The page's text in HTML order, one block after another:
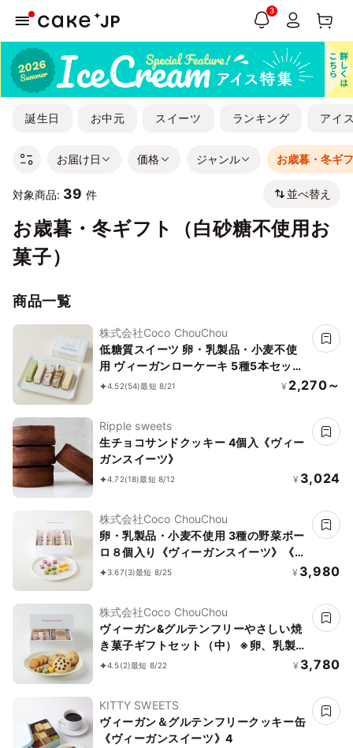
3
誕生日 お中元 スイーツ ランキング アイ
お届け日 価格 ジャンル お歳暮・冬ギ
対象商品: 39 件 並べ替え
お歳暮・冬ギフト（白砂糖不使用お
菓子）
商品一覧
株式会社Coco ChouChou
低糖質スイーツ 卵・乳製品・小麦不使
用 ヴィーガンローケーキ 5種5本セット
《ヴィーガンスイーツ》《ロースイー
4.52(54)最短 8/21 ¥ 2,270～
Ripple sweets
生チョコサンドクッキー 4個入《ヴィー
ガンスイーツ》
4.72(18)最短 8/12 ¥ 3,024
株式会社Coco ChouChou
卵・乳製品・小麦不使用 3種の野菜ボー
ロ８個入り《ヴィーガンスイーツ》《グ
ルテンフリー》
3.67(3)最短 8/25 ¥ 3,980
株式会社Coco ChouChou
ヴィーガン&グルテンフリーやさしい焼
き菓子ギフトセット（中） ※卵、乳製
品、小麦粉、白砂糖不使用 《ヴィーガ
4.5(2)最短 8/22 ¥ 3,780
KITTY SWEETS
ヴィーガン＆グルテンフリークッキー缶
《ヴィーガンスイーツ》4